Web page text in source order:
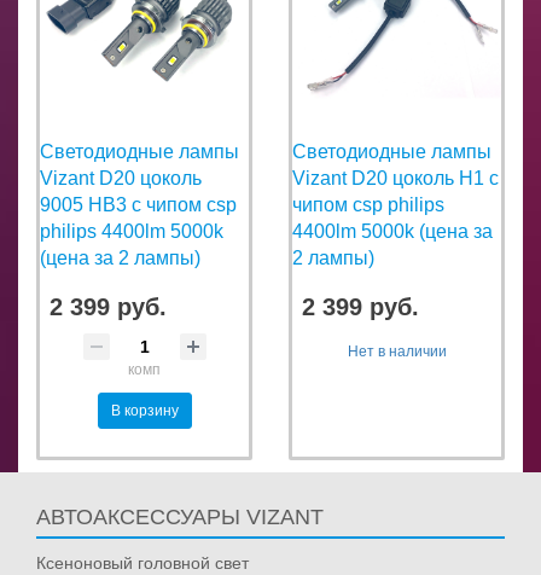
Светодиодные лампы
Vizant D20 цоколь
9005 HB3 с чипом csp
philips 4400lm 5000k
(цена за 2 лампы)
2 399 руб.
комп
В корзину
Светодиодные лампы
Vizant D20 цоколь H1 с
чипом csp philips
4400lm 5000k (цена за
2 лампы)
2 399 руб.
Нет в наличии
АВТОАКСЕССУАРЫ VIZANT
Ксеноновый головной свет